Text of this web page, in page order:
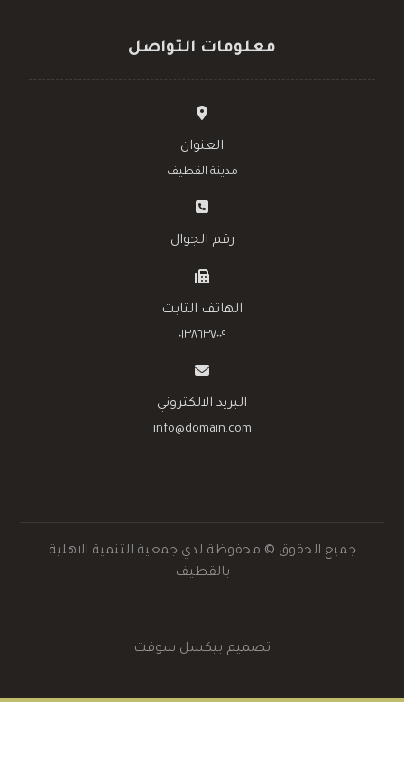
معلومات التواصل
العنوان
مدينة القطيف
رقم الجوال
الهاتف الثابت
٠١٣٨٦٣٧٠٠٩
البريد الالكتروني
info@domain.com
جميع الحقوق © محفوظة لدي جمعية التنمية الاهلية
بالقطيف
تصميم بيكسل سوفت